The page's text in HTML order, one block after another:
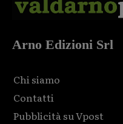
Arno Edizioni Srl
Chi siamo
Contatti
Pubblicità su Vpost